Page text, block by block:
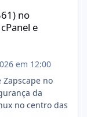
no
e
em 12:00
no
da
no centro das